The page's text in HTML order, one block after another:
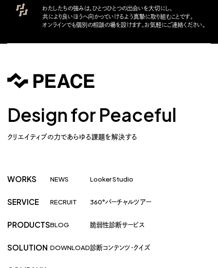
わたしたちの強みは、ひとつひとつの出会いを大切にし、
共により良いほうへ向かっていけるよう真摯に取り組むことです。
オンラインでも個別の相談の場を設けます。お気軽にご連絡ください。
Design for Peaceful
クリエイティブの力であらゆる課題を解決する
WORKS
SERVICE
PRODUCTS
SOLUTION
NEWS
RECRUIT
BLOG
DOWNLOAD
Looker Studio
360°バーチャルツアー
脆弱性診断サービス
診断コンテンツ・クイズ